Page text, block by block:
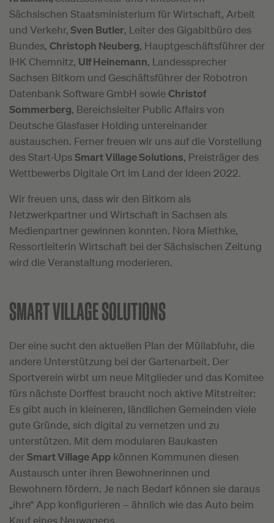
Sächsischen Staatsministerium für Wirtschaft, Arbeit
und Verkehr,Sven Butler, Leiter des Gigabitbüro des
Bundes, Christoph Neuberg, Hauptgeschäftsführer der
IHK Chemnitz, Ulf Heinemann, Landessprecher
Sachsen Bitkom und Geschäftsführer der Robotron
Datenbank Software GmbH sowieChristof
Sommerberg, Bereichsleiter Public Affairs von
Deutsche Glasfaser Holding untereinander
austauschen. Ferner freuen wir uns auf die Vorstellung
des Start-UpsSmart Village Solutions, Preisträger des
Wettbewerbs Digitale Ort im Land der Ideen 2022.
Wir freuen uns, dass wir den Bitkom als
Netzwerkpartner und Wirtschaft in Sachsen als
Medienpartner gewinnen konnten. Nora Miethke,
Ressortleiterin Wirtschaft bei der Sächsischen Zeitung
wird die Veranstaltung moderieren.
SMART VILLAGE SOLUTIONS
Der eine sucht den aktuellen Plan der Müllabfuhr, die
andere Unterstützung bei der Gartenarbeit. Der
Sportverein wirbt um neue Mitglieder und das Komitee
fürs nächste Dorffest braucht noch aktive Mitstreiter:
Es gibt auch in kleineren, ländlichen Gemeinden viele
gute Gründe, sich digital zu vernetzen und zu
unterstützen. Mit dem modularen Baukasten
derSmart Village App können Kommunen diesen
Austausch unter ihren Bewohnerinnen und
Bewohnern fördern. Je nach Bedarf können sie daraus
„ihre“ App konfigurieren – ähnlich wie das Auto beim